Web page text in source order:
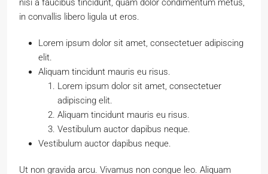
nisi a faucibus tincidunt, quam dolor condimentum metus,
in convallis libero ligula ut eros.
Lorem ipsum dolor sit amet, consectetuer adipiscing
elit.
Aliquam tincidunt mauris eu risus.
Lorem ipsum dolor sit amet, consectetuer
adipiscing elit.
Aliquam tincidunt mauris eu risus.
Vestibulum auctor dapibus neque.
Vestibulum auctor dapibus neque.
Ut non gravida arcu. Vivamus non congue leo. Aliquam